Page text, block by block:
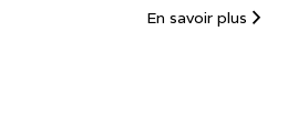
En savoir plus